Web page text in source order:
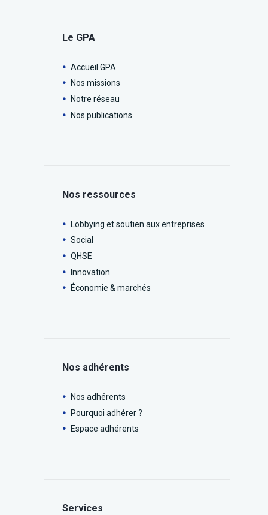
Le GPA
Accueil GPA
Nos missions
Notre réseau
Nos publications
Nos ressources
Lobbying et soutien aux entreprises
Social
QHSE
Innovation
Économie & marchés
Nos adhérents
Nos adhérents
Pourquoi adhérer ?
Espace adhérents
Services